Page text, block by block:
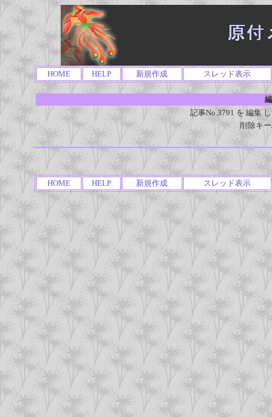
HOME HELP 新規作成 スレッド表示
記事No.3791 を 編集
削除キ
HOME HELP 新規作成 スレッド表示